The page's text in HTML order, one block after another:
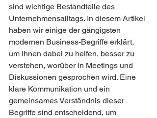
sind wichtige Bestandteile des
Unternehmensalltags. In diesem Artikel
haben wir einige der gängigsten
modernen Business-Begriffe erklärt,
um Ihnen dabei zu helfen, besser zu
verstehen, worüber in Meetings und
Diskussionen gesprochen wird. Eine
klare Kommunikation und ein
gemeinsames Verständnis dieser
Begriffe sind entscheidend, um